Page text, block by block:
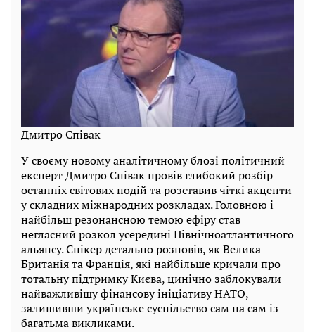
Дмитро Співак
У своєму новому аналітичному блозі політичний
експерт Дмитро Співак провів глибокий розбір
останніх світових подій та розставив чіткі акценти
у складних міжнародних розкладах. Головною і
найбільш резонансною темою ефіру став
негласний розкол усередині Північноатлантичного
альянсу. Спікер детально розповів, як Велика
Британія та Франція, які найбільше кричали про
тотальну підтримку Києва, цинічно заблокували
найважливішу фінансову ініціативу НАТО,
залишивши українське суспільство сам на сам із
багатьма викликами.